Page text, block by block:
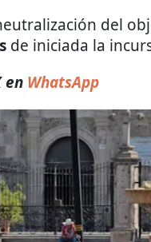
del
de iniciada la
en WhatsApp